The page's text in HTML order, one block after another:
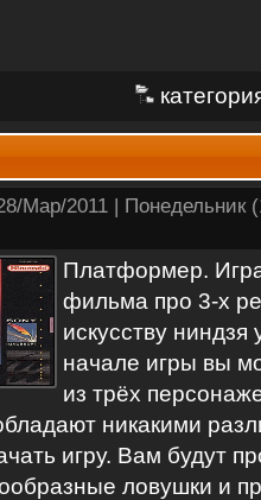
Мар/2011 | Понедельник
Платформер.
фильма про 3-х
искусству
начале игры вы
из трёх
никакими
игру. Вам будут
ловушки и